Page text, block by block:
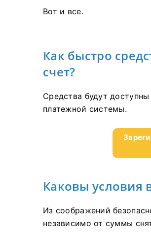
Вот и все.
Как быстро
счет?
Средства будут
платежной системы.
Каковы условия
Из соображений
независимо от суммы